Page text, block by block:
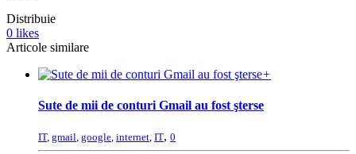
Distribuie
0 likes
Articole similare
+
Sute de mii de conturi Gmail au fost şterse
IT, gmail, google, internet, IT, 0